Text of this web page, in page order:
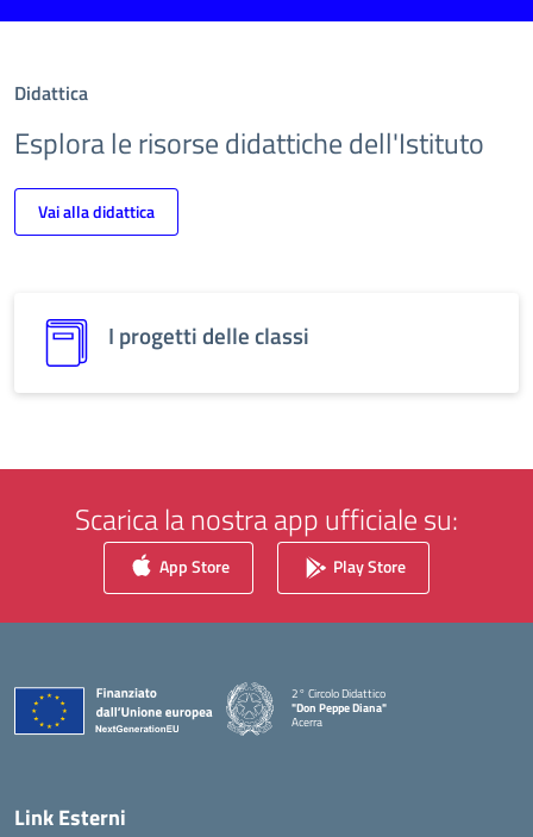
Didattica
Esplora le risorse didattiche dell'Istituto
Vai alla didattica
I progetti delle classi
Scarica la nostra app ufficiale su:
App Store Play Store
2° Circolo Didattico
"Don Peppe Diana"
Acerra
Link Esterni